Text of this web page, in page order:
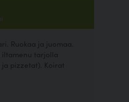
Ruokaa ja juomaa.
iltamenu tarjolla
pizzetat). Koirat